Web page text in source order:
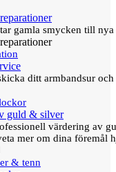
gamla smycken till
ditt armbandsur
guld & silver
värdering av
mer om dina föremål
& tenn